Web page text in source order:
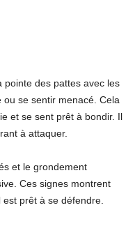
pointe des pattes avec les
ou se sentir menacé. Cela
et se sent prêt à bondir. Il
à attaquer.
et le grondement
Ces signes montrent
est prêt à se défendre.